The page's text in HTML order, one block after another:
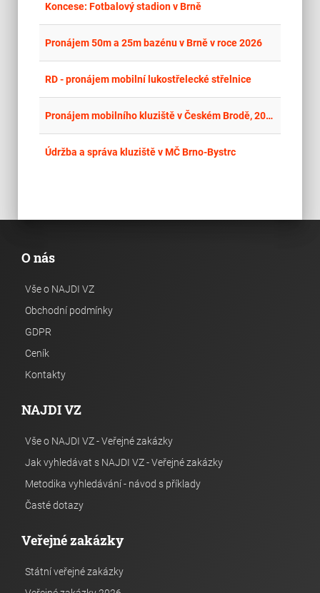
Koncese: Fotbalový stadion v Brně
Pronájem 50m a 25m bazénu v Brně v roce 2026
RD - pronájem mobilní lukostřelecké střelnice
Pronájem mobilního kluziště v Českém Brodě, 2026
Údržba a správa kluziště v MČ Brno-Bystrc
O nás
Vše o NAJDI VZ
Obchodní podmínky
GDPR
Ceník
Kontakty
NAJDI VZ
Vše o NAJDI VZ - Veřejné zakázky
Jak vyhledávat s NAJDI VZ - Veřejné zakázky
Metodika vyhledávání - návod s příklady
Časté dotazy
Veřejné zakázky
Státní veřejné zakázky